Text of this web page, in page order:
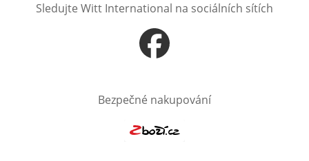
Sledujte Witt International na sociálních sítích
Otevře v novém okně
Bezpečné nakupování